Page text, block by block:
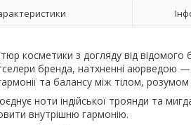
косметики з догляду від
бренда, натхненні аюрведою
та балансу між тілом, розумом
ноти індійської троянди та
внутрішню гармонію.